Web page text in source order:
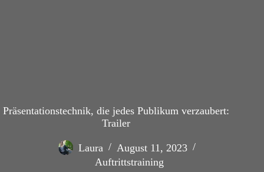
Präsentationstechnik, die jedes Publikum verzaubert:
Trailer
Laura
August 11, 2023
Auftrittstraining